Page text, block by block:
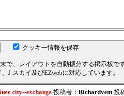
クッキー情報を保存
で、レイアウトを自動振分する掲示板で
J-スカイ及びEZwebに対応しています。
city--exchange 投稿者： Richardvem 投